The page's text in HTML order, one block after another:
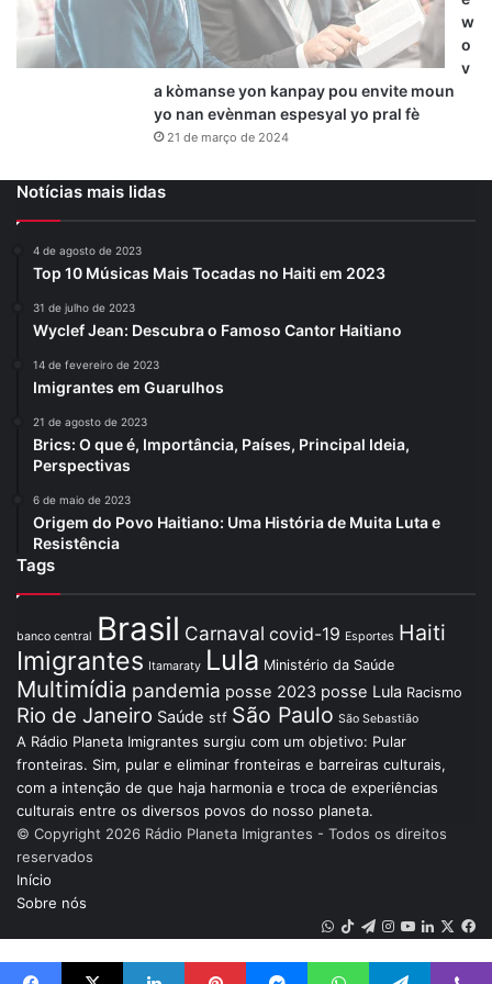
w
o
v
a kòmanse yon kanpay pou envite moun
yo nan evènman espesyal yo pral fè
21 de março de 2024
Notícias mais lidas
4 de agosto de 2023
Top 10 Músicas Mais Tocadas no Haiti em 2023
31 de julho de 2023
Wyclef Jean: Descubra o Famoso Cantor Haitiano
14 de fevereiro de 2023
Imigrantes em Guarulhos
21 de agosto de 2023
Brics: O que é, Importância, Países, Principal Ideia,
Perspectivas
6 de maio de 2023
Origem do Povo Haitiano: Uma História de Muita Luta e
Resistência
Tags
banco central Brasil Carnaval covid-19 Esportes Haiti
Imigrantes Itamaraty Lula Ministério da Saúde
Multimídia pandemia posse 2023 posse Lula Racismo
Rio de Janeiro Saúde stf São Paulo São Sebastião
A Rádio Planeta Imigrantes surgiu com um objetivo: Pular
fronteiras. Sim, pular e eliminar fronteiras e barreiras culturais,
com a intenção de que haja harmonia e troca de experiências
culturais entre os diversos povos do nosso planeta.
© Copyright 2026 Rádio Planeta Imigrantes - Todos os direitos
reservados
Início
Sobre nós
X
Linkedin
YouTube
Instagram
Telegram
TikTok
WhatsApp